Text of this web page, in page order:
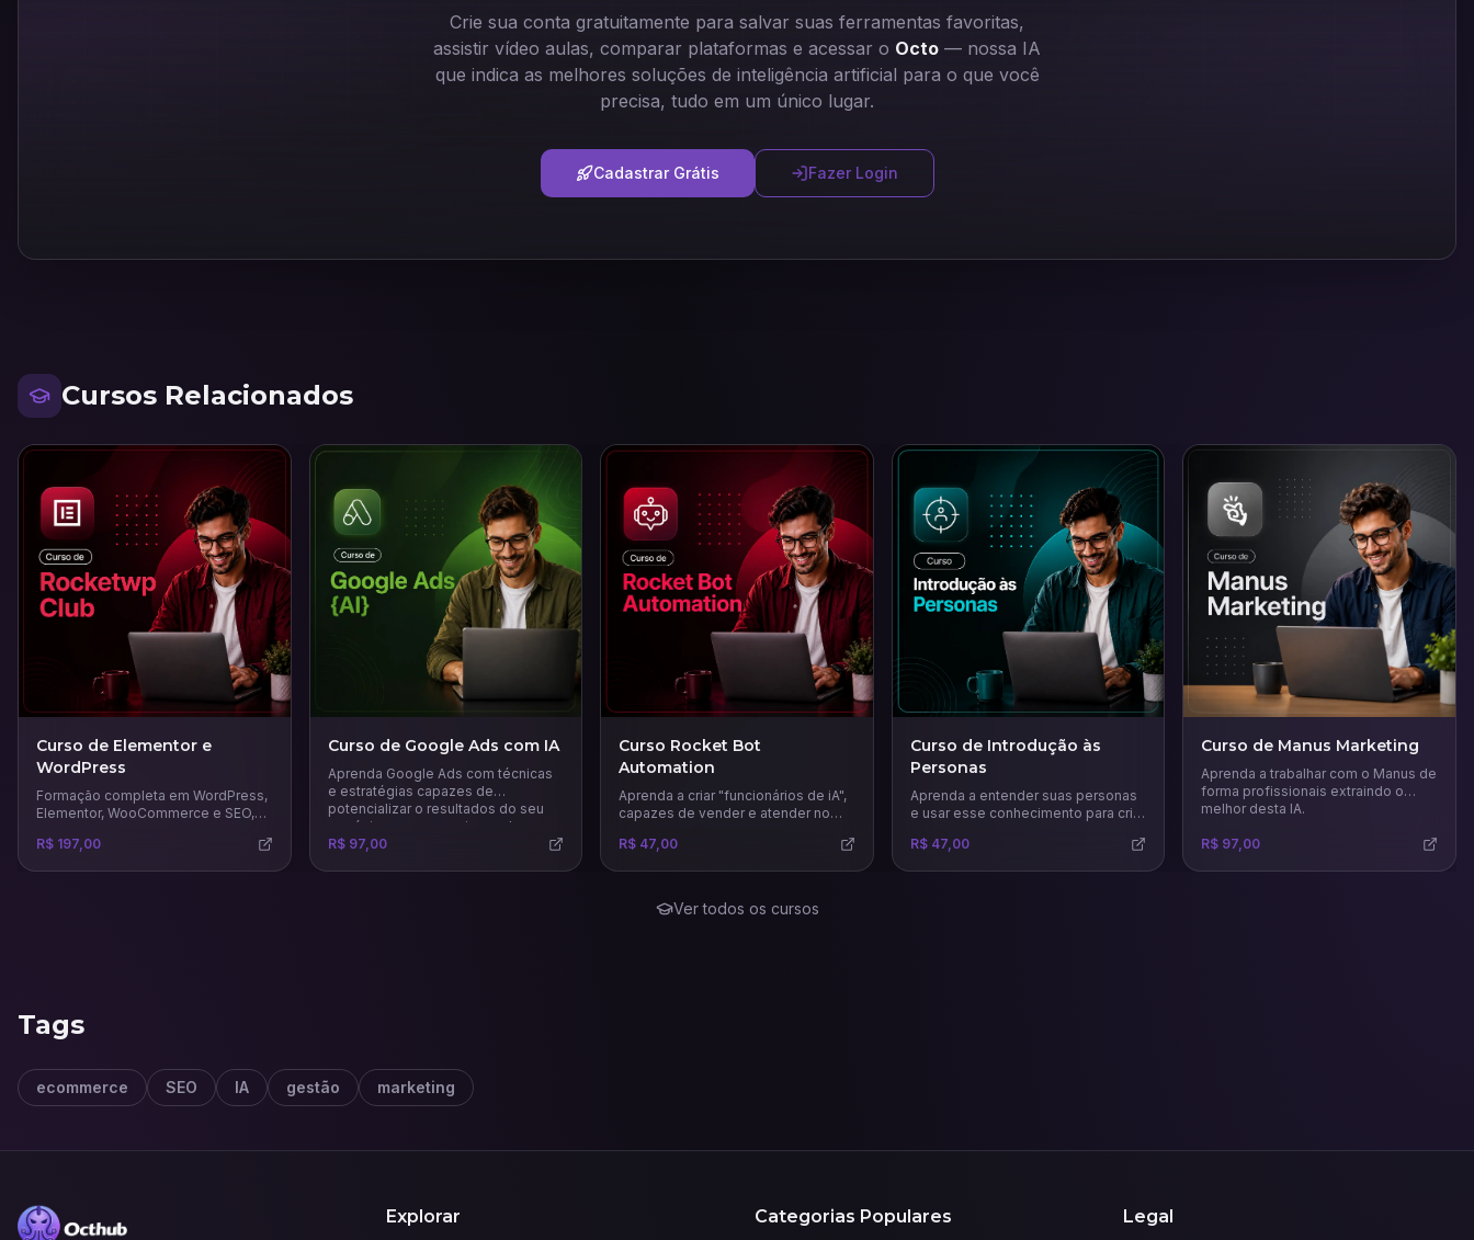
Crie sua conta gratuitamente para salvar suas ferramentas favoritas,
assistir vídeo aulas, comparar plataformas e acessar o Octo — nossa IA
que indica as melhores soluções de inteligência artificial para o que você
precisa, tudo em um único lugar.
Cadastrar Grátis Fazer Login
Cursos Relacionados
Curso de Elementor e
WordPress
Formação completa em WordPress,
Elementor, WooCommerce e SEO,
venda, landing pages, sites
R$ 197,00
Curso de Google Ads com IA
Aprenda Google Ads com técnicas
e estratégias capazes de
potencializar o resultados do seu
negócio e a gerar mais vendas.
R$ 97,00
Curso Rocket Bot
Automation
Aprenda a criar "funcionários de iA",
capazes de vender e atender no
dia com uma comunicação humana.
R$ 47,00
Curso de Introdução às
Personas
Aprenda a entender suas personas
e usar esse conhecimento para criar
precisas e eficazes.
R$ 47,00
Curso de Manus Marketing
Aprenda a trabalhar com o Manus de
forma profissionais extraindo o
melhor desta IA.
R$ 97,00
Ver todos os cursos
Tags
ecommerce SEO IA gestão marketing
Explorar Categorias Populares Legal